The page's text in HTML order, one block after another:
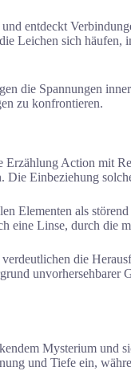
entdeckt
Leichen sich
die Spannungen
zu konfrontieren.
Erzählung Action mit
Die Einbeziehung
Elementen als
eine Linse, durch die
die
unvorhersehbarer
Mysterium und
und Tiefe ein,